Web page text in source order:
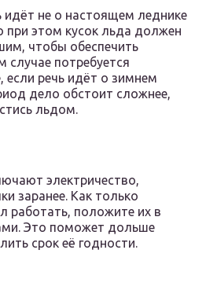
идёт не о настоящем леднике
при этом кусок льда должен
чтобы обеспечить
потребуется
если речь идёт о зимнем
дело обстоит сложнее,
льдом.
электричество,
заранее. Как только
работать, положите их в
Это поможет дольше
срок её годности.